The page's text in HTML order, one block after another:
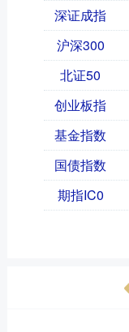
深证成指
沪深300
北证50
创业板指
基金指数
国债指数
期指IC0